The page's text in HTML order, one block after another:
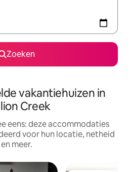
Zoeken
vakantiehuizen in
Creek
eens: deze accommodaties
voor hun locatie, netheid
en meer.